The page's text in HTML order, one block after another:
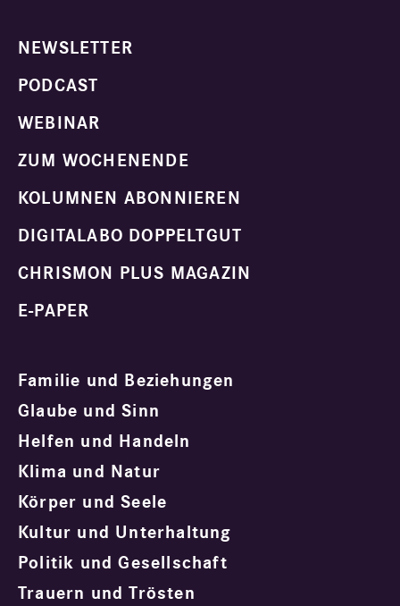
NEWSLETTER
PODCAST
WEBINAR
ZUM WOCHENENDE
KOLUMNEN ABONNIEREN
DIGITALABO DOPPELTGUT
CHRISMON PLUS MAGAZIN
E-PAPER
Familie und Beziehungen
Glaube und Sinn
Helfen und Handeln
Klima und Natur
Körper und Seele
Kultur und Unterhaltung
Politik und Gesellschaft
Trauern und Trösten